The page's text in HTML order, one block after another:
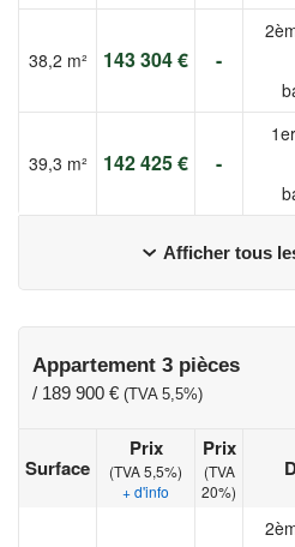
38,2 m² 143 304 € -
39,3 m² 142 425 € -
Afficher tous
Appartement 3 pièces
/ 189 900 € (TVA 5,5%)
Surface
Prix
(TVA 5,5%)
+ d'info
Prix
(TVA
20%)